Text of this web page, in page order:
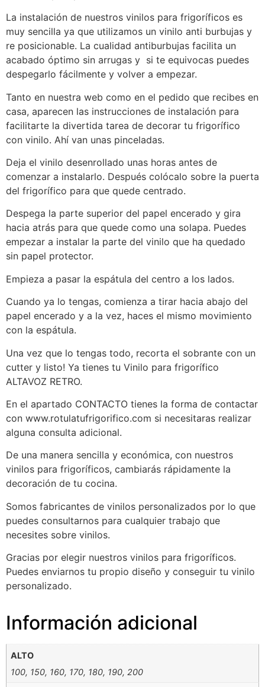
La instalación de nuestros vinilos para frigoríficos es
muy sencilla ya que utilizamos un vinilo anti burbujas y
re posicionable. La cualidad antiburbujas facilita un
acabado óptimo sin arrugas y si te equivocas puedes
despegarlo fácilmente y volver a empezar.
Tanto en nuestra web como en el pedido que recibes en
casa, aparecen las instrucciones de instalación para
facilitarte la divertida tarea de decorar tu frigorífico
con vinilo. Ahí van unas pinceladas.
Deja el vinilo desenrollado unas horas antes de
comenzar a instalarlo. Después colócalo sobre la puerta
del frigorífico para que quede centrado.
Despega la parte superior del papel encerado y gira
hacia atrás para que quede como una solapa. Puedes
empezar a instalar la parte del vinilo que ha quedado
sin papel protector.
Empieza a pasar la espátula del centro a los lados.
Cuando ya lo tengas, comienza a tirar hacia abajo del
papel encerado y a la vez, haces el mismo movimiento
con la espátula.
Una vez que lo tengas todo, recorta el sobrante con un
cutter y listo! Ya tienes tu Vinilo para frigorífico
ALTAVOZ RETRO.
En el apartado CONTACTO tienes la forma de contactar
con www.rotulatufrigorifico.com si necesitaras realizar
alguna consulta adicional.
De una manera sencilla y económica, con nuestros
vinilos para frigoríficos, cambiarás rápidamente la
decoración de tu cocina.
Somos fabricantes de vinilos personalizados por lo que
puedes consultarnos para cualquier trabajo que
necesites sobre vinilos.
Gracias por elegir nuestros vinilos para frigoríficos.
Puedes enviarnos tu propio diseño y conseguir tu vinilo
personalizado.
Información adicional
ALTO
100, 150, 160, 170, 180, 190, 200